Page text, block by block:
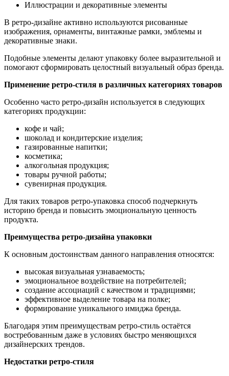
Иллюстрации и декоративные элементы
В ретро-дизайне активно используются рисованные
изображения, орнаменты, винтажные рамки, эмблемы и
декоративные знаки.
Подобные элементы делают упаковку более выразительной и
помогают сформировать целостный визуальный образ бренда.
Применение ретро-стиля в различных категориях товаров
Особенно часто ретро-дизайн используется в следующих
категориях продукции:
кофе и чай;
шоколад и кондитерские изделия;
газированные напитки;
косметика;
алкогольная продукция;
товары ручной работы;
сувенирная продукция.
Для таких товаров ретро-упаковка способ подчеркнуть
историю бренда и повысить эмоциональную ценность
продукта.
Преимущества ретро-дизайна упаковки
К основным достоинствам данного направления относятся:
высокая визуальная узнаваемость;
эмоциональное воздействие на потребителей;
создание ассоциаций с качеством и традициями;
эффективное выделение товара на полке;
формирование уникального имиджа бренда.
Благодаря этим преимуществам ретро-стиль остаётся
востребованным даже в условиях быстро меняющихся
дизайнерских трендов.
Недостатки ретро-стиля